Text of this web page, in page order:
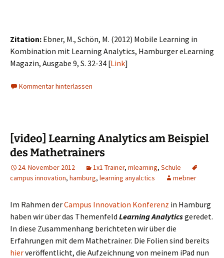
Zitation: Ebner, M., Schön, M. (2012) Mobile Learning in
Kombination mit Learning Analytics, Hamburger eLearning
Magazin, Ausgabe 9, S. 32-34 [Link]
Kommentar hinterlassen
[video] Learning Analytics am Beispiel
des Mathetrainers
24. November 2012 1x1 Trainer, mlearning, Schule
campus innovation, hamburg, learning anyalctics mebner
Im Rahmen derCampus Innovation Konferenz in Hamburg
haben wir über das Themenfeld Learning Analyticsgeredet.
In diese Zusammenhang berichteten wir über die
Erfahrungen mit dem Mathetrainer. Die Folien sind bereits
hierveröffentlicht, die Aufzeichnung von meinem iPad nun